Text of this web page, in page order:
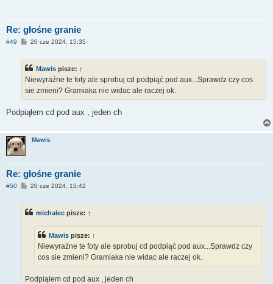
Re: głośne granie
#49
P20 cze 2024, 15:35
Mawis pisze: ↑
Niewyraźne te foty ale sprobuj cd podpiąć pod aux...Sprawdz czy cos
sie zmieni? Gramiaka nie widac ale raczej ok.
Podpiąłem cd pod aux , jeden ch
Mawis
Re: głośne granie
#50
P20 cze 2024, 15:42
michalec pisze: ↑
Mawis pisze: ↑
Niewyraźne te foty ale sprobuj cd podpiąć pod aux...Sprawdz czy
cos sie zmieni? Gramiaka nie widac ale raczej ok.
Podpiąłem cd pod aux , jeden ch